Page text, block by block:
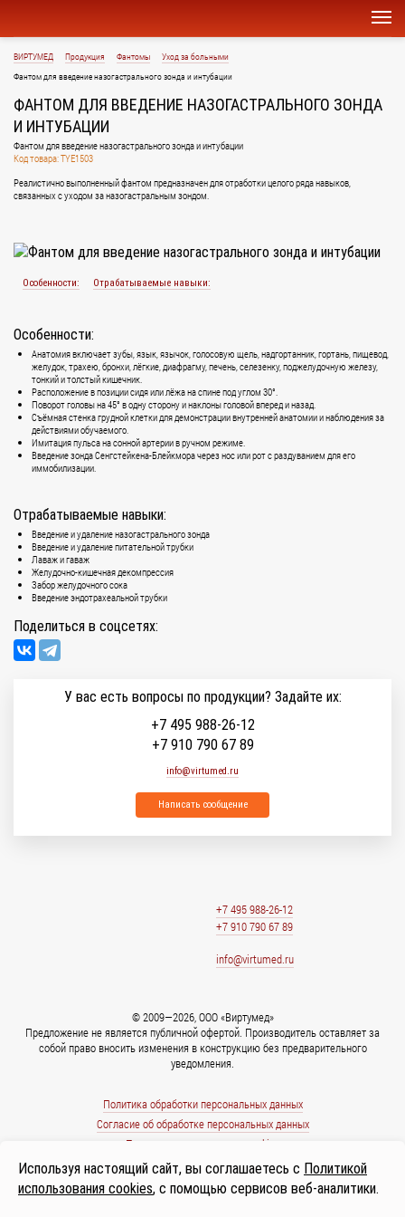
ВИРТУМЕД Продукция Фантомы
Уход за больными
Фантом для введение назогастрального зонда и интубации
ФАНТОМ ДЛЯ ВВЕДЕНИЕ НАЗОГАСТРАЛЬНОГО ЗОНДА
И ИНТУБАЦИИ
Фантом для введение назогастрального зонда и интубации
Код товара: TYE1503
Реалистично выполненный фантом предназначен для отработки целого ряда навыков,
связанных с уходом за назогастральным зондом.
Особенности: Отрабатываемые навыки:
Особенности:
Анатомия включает зубы, язык, язычок, голосовую щель, надгортанник, гортань, пищевод,
желудок, трахею, бронхи, лёгкие, диафрагму, печень, селезенку, поджелудочную железу,
тонкий и толстый кишечник.
Расположение в позиции сидя или лёжа на спине под углом 30°.
Поворот головы на 45° в одну сторону и наклоны головой вперед и назад.
Съёмная стенка грудной клетки для демонстрации внутренней анатомии и наблюдения за
действиями обучаемого.
Имитация пульса на сонной артерии в ручном режиме.
Введение зонда Сенгстейкена-Блейкмора через нос или рот с раздуванием для его
иммобилизации.
Отрабатываемые навыки:
Введение и удаление назогастрального зонда
Введение и удаление питательной трубки
Лаваж и гаваж
Желудочно-кишечная декомпрессия
Забор желудочного сока
Введение эндотрахеальной трубки
Поделиться в соцсетях:
У вас есть вопросы по продукции? Задайте их:
+7 495 988-26-12
+7 910 790 67 89
info@virtumed.ru
Написать сообщение
+7 495 988-26-12
+7 910 790 67 89
info@virtumed.ru
© 2009—2026, ООО «Виртумед»
Предложение не является публичной офертой. Производитель оставляет за
собой право вносить изменения в конструкцию без предварительного
уведомления.
Политика обработки персональных данных
Согласие об обработке персональных данных
Политика использования cookies
Используя настоящий сайт, вы соглашаетесь с Политикой
использования cookies, с помощью сервисов веб-аналитики.